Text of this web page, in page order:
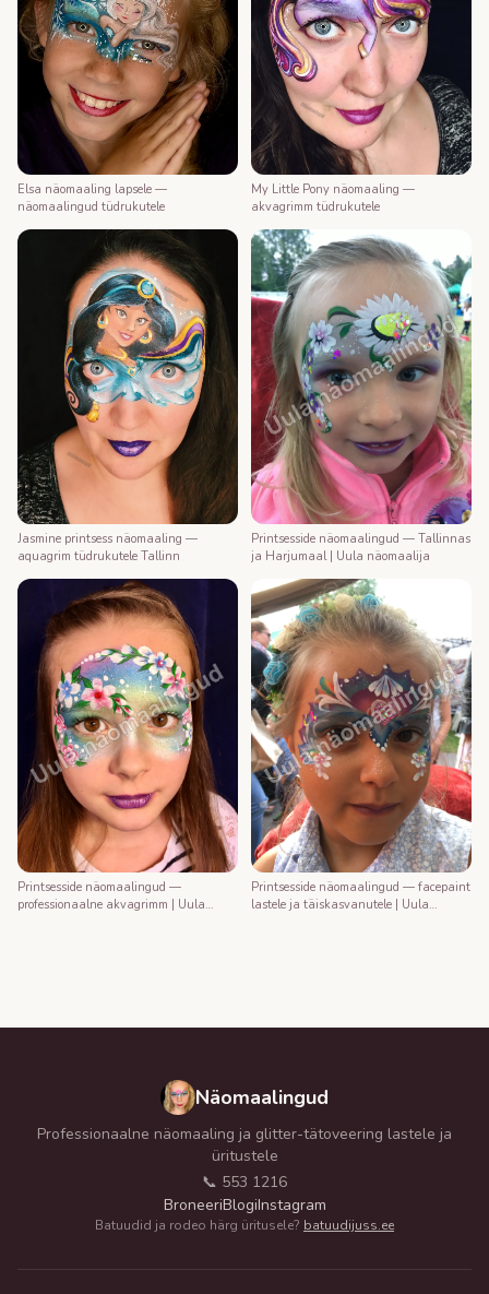
Elsa näomaaling lapsele —
näomaalingud tüdrukutele
My Little Pony näomaaling —
akvagrimm tüdrukutele
Jasmine printsess näomaaling —
aquagrim tüdrukutele Tallinn
Printsesside näomaalingud — Tallinnas
ja Harjumaal | Uula näomaalija
Printsesside näomaalingud —
professionaalne akvagrimm | Uula
Printsesside näomaalingud — facepaint
lastele ja täiskasvanutele | Uula
Näomaalingud
Professionaalne näomaaling ja glitter-tätoveering lastele ja
üritustele
📞 553 1216
BroneeriBlogiInstagram
Batuudid ja rodeo härg üritusele? batuudijuss.ee